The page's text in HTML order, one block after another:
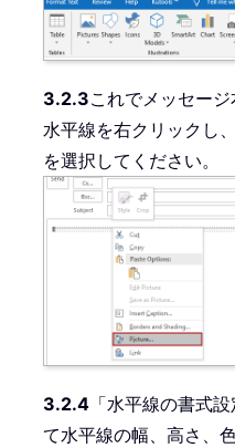
3.2.3これでメッセージ
水平線を右クリックし
を選択してください。
3.2.4 「水平線の書式
て水平線の幅、高さ、